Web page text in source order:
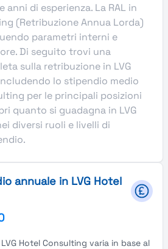
di esperienza. La RAL in
(Retribuzione Annua Lorda)
parametri interni e
Di seguito trovi una
sulla retribuzione in LVG
lo stipendio medio
per le principali posizioni
quanto si guadagna in LVG
diversi ruoli e livelli di
annuale in LVG Hotel
Hotel Consulting varia in base al